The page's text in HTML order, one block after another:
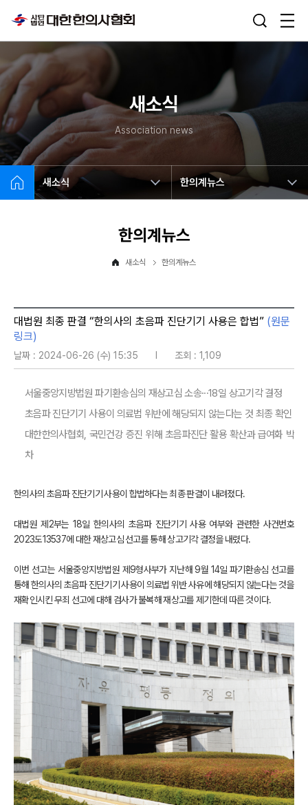
새소식
Association news
새소식 한의계뉴스
한의계뉴스
새소식 한의계뉴스
대법원 최종 판결 “한의사의 초음파 진단기기 사용은 합법” (원문
링크)
날짜 : 2024-06-26 (수) 15:35 조회 : 1,109
서울중앙지방법원 파기환송심의 재상고심 소송···18일 상고기각 결정
초음파 진단기기 사용이 의료법 위반에 해당되지 않는다는 것 최종 확인
대한한의사협회, 국민건강 증진 위해 초음파진단 활용 확산과 급여화 박
차
한의사의 초음파 진단기기 사용이 합법하다는 최종 판결이 내려졌다.
대법원 제2부는 18일 한의사의 초음파 진단기기 사용 여부와 관련한 사건번호
2023도13537에 대한 재상고심 선고를 통해 상고기각 결정을 내렸다.
이번 선고는 서울중앙지방법원 제9형사부가 지난해 9월 14일 파기환송심 선고를
통해 한의사의 초음파 진단기기 사용이 의료법 위반 사유에 해당되지 않는다는 것을
재확인시킨 무죄 선고에 대해 검사가 불복해 재상고를 제기한데 따른 것이다.